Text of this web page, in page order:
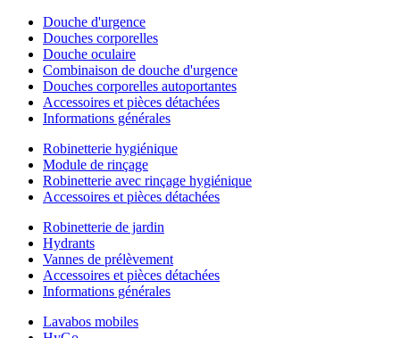
Douche d'urgence
Douches corporelles
Douche oculaire
Combinaison de douche d'urgence
Douches corporelles autoportantes
Accessoires et pièces détachées
Informations générales
Robinetterie hygiénique
Module de rinçage
Robinetterie avec rinçage hygiénique
Accessoires et pièces détachées
Robinetterie de jardin
Hydrants
Vannes de prélèvement
Accessoires et pièces détachées
Informations générales
Lavabos mobiles